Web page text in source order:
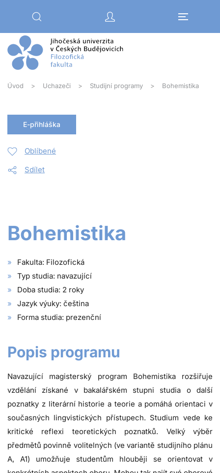
Úvod Uchazeči Studijní programy Bohemistika
E-přihláška
Oblíbené
Sdílet
Bohemistika
Fakulta: Filozofická
Typ studia: navazující
Doba studia: 2 roky
Jazyk výuky: čeština
Forma studia: prezenční
Popis programu
Navazující magisterský program Bohemistika rozšiřuje
vzdělání získané v bakalářském stupni studia o další
poznatky z literární historie a teorie a pomáhá orientaci v
současných lingvistických přístupech. Studium vede ke
kritické reflexi teoretických poznatků. Velký výběr
předmětů povinně volitelných (ve variantě studijního plánu
A, A1) umožňuje studentům hlouběji se orientovat v